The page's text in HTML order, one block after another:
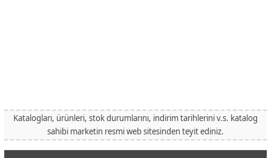
Katalogları, ürünleri, stok durumlarını, indirim tarihlerini v.s. katalog
sahibi marketin resmi web sitesinden teyit ediniz.